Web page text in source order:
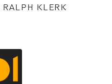
RALPH KLERK